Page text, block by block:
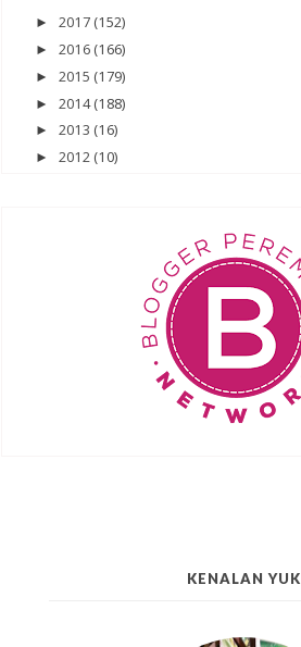
► 2017 (152)
► 2016 (166)
► 2015 (179)
► 2014(188)
► 2013 (16)
► 2012 (10)
KENALAN YUK